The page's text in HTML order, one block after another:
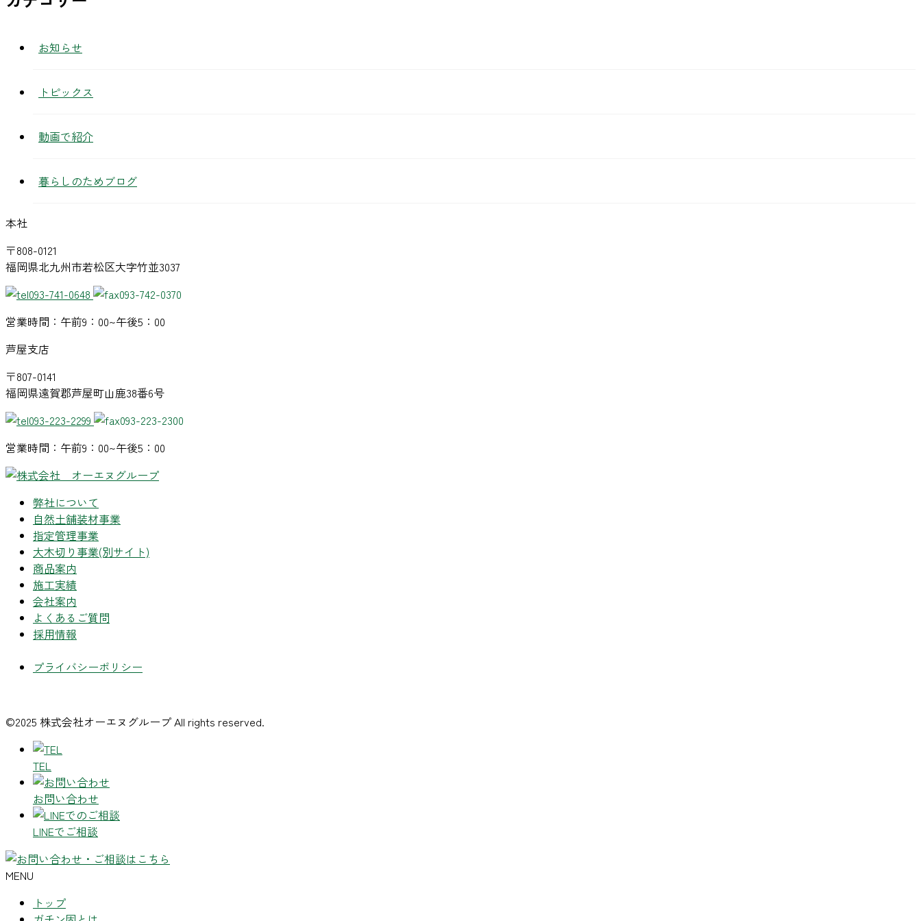
お知らせ
トピックス
動画で紹介
暮らしのためブログ
本社
〒808-0121
福岡県北九州市若松区大字竹並3037
093-741-0648
093-742-0370
営業時間：午前9：00~午後5：00
芦屋支店
〒807-0141
福岡県遠賀郡芦屋町山鹿38番6号
093-223-2299
093-223-2300
営業時間：午前9：00~午後5：00
弊社について
自然土舗装材事業
指定管理事業
大木切り事業(別サイト)
商品案内
施工実績
会社案内
よくあるご質問
採用情報
プライバシーポリシー
©2025 株式会社オーエヌグループ All rights reserved.
TEL
お問い合わせ
LINEでご相談
MENU
トップ